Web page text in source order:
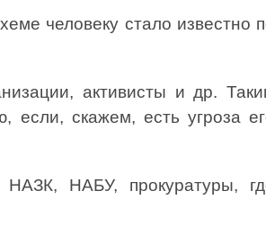
человеку стало известно
активисты и др.
если, скажем, есть угроза
НАБУ, прокуратуры,